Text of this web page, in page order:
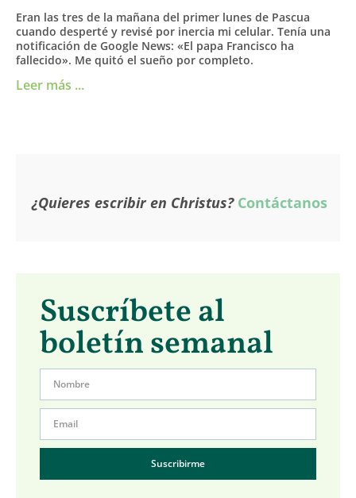
Eran las tres de la mañana del primer lunes de Pascua
cuando desperté y revisé por inercia mi celular. Tenía una
notificación de Google News: «El papa Francisco ha
fallecido». Me quitó el sueño por completo.
Leer más ...
¿Quieres escribir en Christus? Contáctanos
Suscríbete al
boletín semanal
Suscribirme